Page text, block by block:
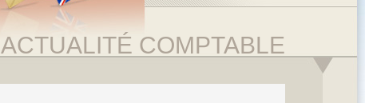
ACTUALITÉ COMPTABLE